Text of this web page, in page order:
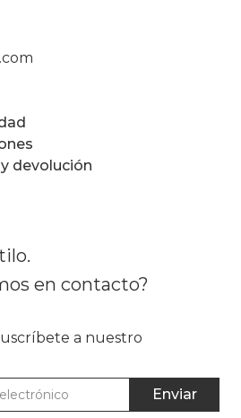
devolución
en contacto?
a nuestro
Enviar